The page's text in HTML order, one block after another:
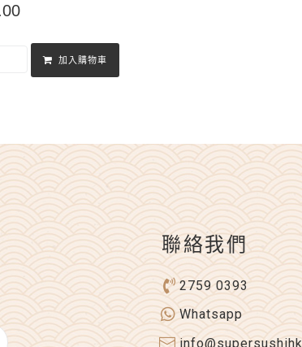
加入購物車
聯絡我們
2759 0393
Whatsapp